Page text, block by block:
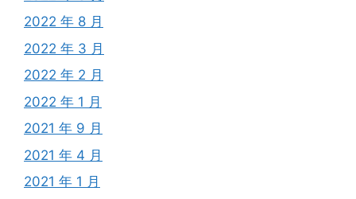
2022 年 8 月
2022 年 3 月
2022 年 2 月
2022 年 1 月
2021 年 9 月
2021 年 4 月
2021 年 1 月